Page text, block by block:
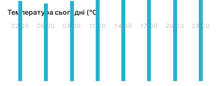
Температура сьогодні (°С)
02:00 05:00 08:00 11:00 14:00 17:00 20:00 23:00